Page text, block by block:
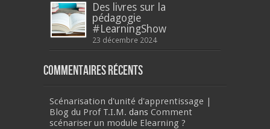
Des livres sur la
pédagogie
#LearningShow
23 décembre 2024
Commentaires récents
Scénarisation d'unité d'apprentissage |
Blog du Prof T.I.M. dans Comment
scénariser un module Elearning ?